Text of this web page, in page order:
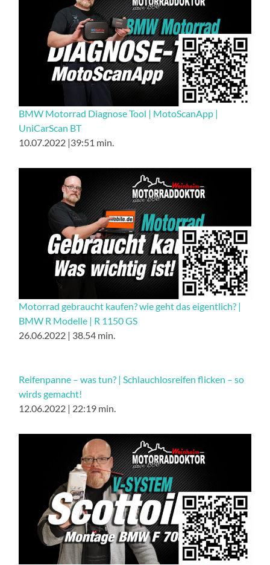
BMW Motorrad Diagnose Tool | MotoScanApp |
UniCarScan BT
10.07.2022 |39:51 min.
Motorrad gebraucht kaufen? wie geht das eigentlich? |
BMW R Modelle | R 1150 GS
26.06.2022 | 38.54 min.
Reifenpanne – was tun? | Schlauchlosreifen flicken – so
wirds gemacht!
12.06.2022 | 22:19 min.